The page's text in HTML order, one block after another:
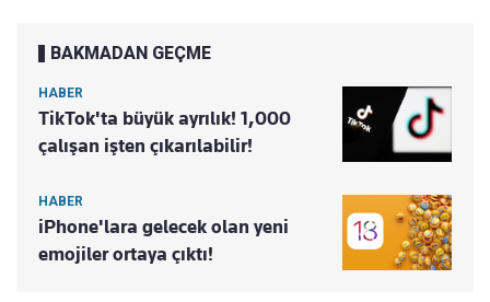
BAKMADAN GEÇME
HABER
TikTok'ta büyük ayrılık! 1,000
çalışan işten çıkarılabilir!
HABER
iPhone'lara gelecek olan yeni
emojiler ortaya çıktı!